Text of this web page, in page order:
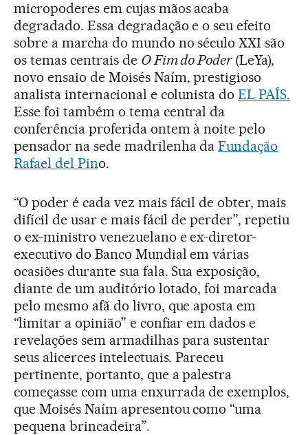
micropoderes em cujas mãos acaba
degradado. Essa degradação e o seu efeito
sobre a marcha do mundo no século XXI são
os temas centrais de O Fim do Poder (LeYa),
novo ensaio de Moisés Naím, prestigioso
analista internacional e colunista doEL PAÍS.
Esse foi também o tema central da
conferência proferida ontem à noite pelo
pensador na sede madrilenha daFundação
Rafael del Pino.
“O poder é cada vez mais fácil de obter, mais
difícil de usar e mais fácil de perder”, repetiu
o ex-ministro venezuelano e ex-diretor-
executivo do Banco Mundial em várias
ocasiões durante sua fala. Sua exposição,
diante de um auditório lotado, foi marcada
pelo mesmo afã do livro, que aposta em
“limitar a opinião” e confiar em dados e
revelações sem armadilhas para sustentar
seus alicerces intelectuais. Pareceu
pertinente, portanto, que a palestra
começasse com uma enxurrada de exemplos,
que Moisés Naím apresentou como “uma
pequena brincadeira”.